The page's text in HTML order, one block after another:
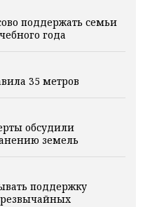
поддержать семьи
года
35 метров
обсудили
земель
поддержку